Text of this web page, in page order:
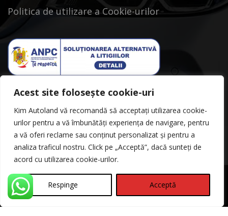
Acest site folosește cookie-uri
Kim Autoland vă recomandă să acceptați utilizarea cookie-
urilor pentru a vă îmbunătăți experiența de navigare, pentru
a vă oferi reclame sau conținut personalizat și pentru a
analiza traficul nostru. Click pe „Acceptă”, dacă sunteți de
acord cu utilizarea cookie-urilor.
Respinge Acceptă
Politica de utilizare a Cookie-urilor
©Copyright 2026
Kimautoland
Politica de Confidentialitate
Contact